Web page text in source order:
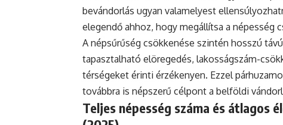
bevándorlás ugyan valamelyest
elegendő ahhoz, hogy megállítsa a népesség
A népsűrűség csökkenése szintén hosszú
tapasztalható elöregedés, lakosságszám-
térségeket érinti érzékenyen. Ezzel
továbbra is népszerű célpont a belföldi
Teljes népesség száma és átlagos